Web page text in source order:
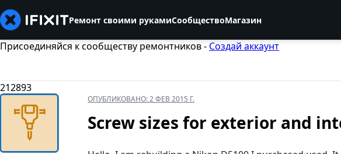
Ремонт своими рукамиСообществоМагазин
Присоединяйся к сообществу ремонтников - Создай аккаунт
212893
ОПУБЛИКОВАНО:2 ФЕВ 2015 Г.
Screw sizes for exterior and